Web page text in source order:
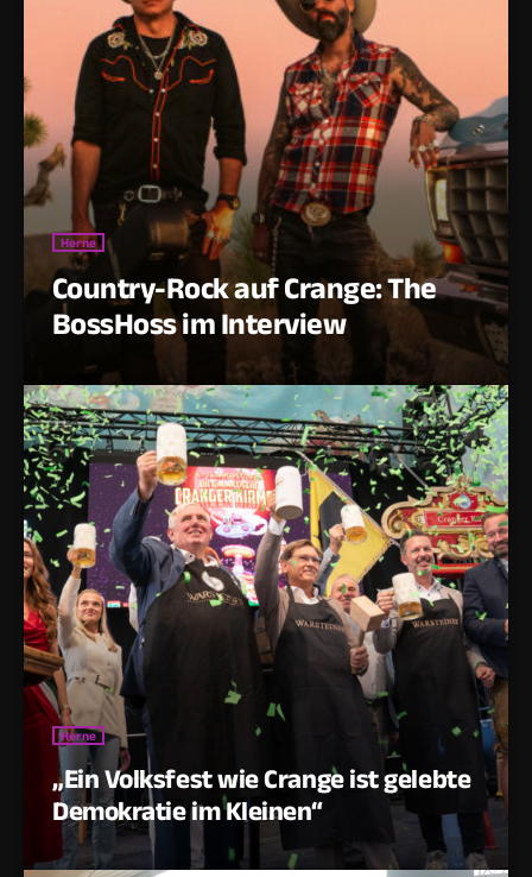
Herne
Country-Rock auf Crange: The
BossHoss im Interview
Herne
„Ein Volksfest wie Crange ist gelebte
Demokratie im Kleinen“